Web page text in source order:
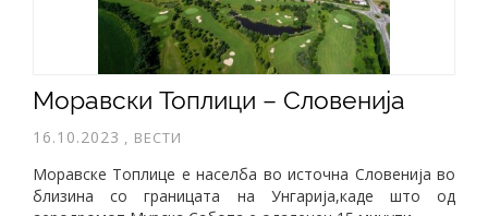
Моравски Топлици – Словенија
16.10.2023 , ВЕСТИ
Моравске Топлице е населба во источна Словенија во
близина со границата на Унгарија,каде што од